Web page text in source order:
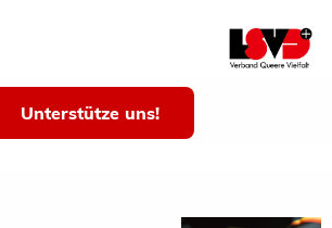
Unterstütze uns!